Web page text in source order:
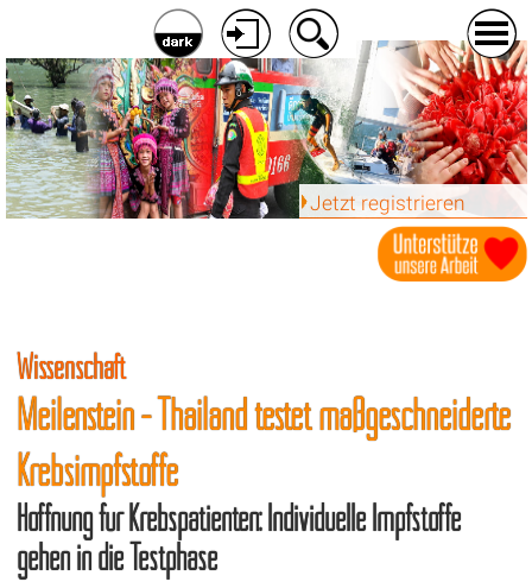
Jetzt registrieren
Wissenschaft
Meilenstein - Thailand testet maßgeschneiderte
Krebsimpfstoffe
Hoffnung für Krebspatienten: Individuelle Impfstoffe
gehen in die Testphase